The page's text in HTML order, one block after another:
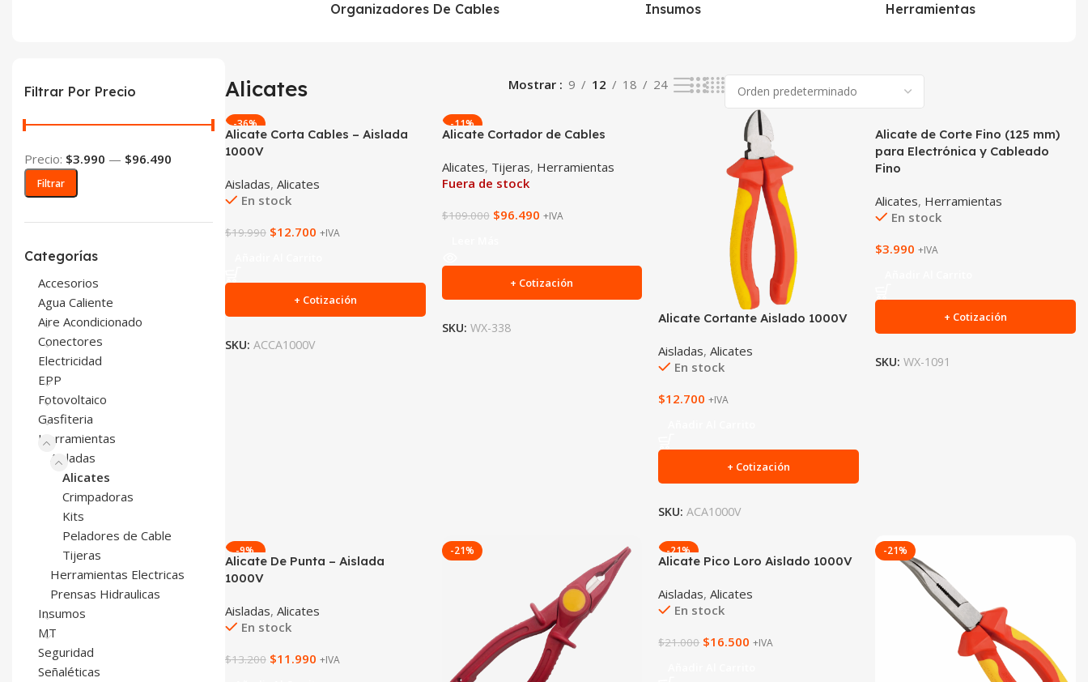
Organizadores De Cables
Insumos Herramientas
Filtrar Por Precio
Filtrar
Precio: $3.990 — $96.490
Categorías
Accesorios
Agua Caliente
Aire Acondicionado
Conectores
Electricidad
EPP
Fotovoltaico
Gasfiteria
Herramientas
Aisladas
Alicates
Crimpadoras
Kits
Peladores de Cable
Tijeras
Herramientas Electricas
Prensas Hidraulicas
Insumos
MT
Seguridad
Señaléticas
Alicates Mostrar 9 12 18 24
-36%
Alicate Corta Cables – Aislada
1000V
Aisladas, Alicates
En stock
$19.990 $12.700 +IVA
+ Cotización
SKU: ACCA1000V
-11%
Alicate Cortador de Cables
Alicates, Tijeras, Herramientas
Fuera de stock
$109.000 $96.490 +IVA
+ Cotización
SKU: WX-338
Alicate Cortante Aislado 1000V
Aisladas,Alicates
En stock
$12.700 +IVA
+ Cotización
SKU:ACA1000V
Alicate de Corte Fino (125 mm)
para Electrónica y Cableado
Fino
Alicates, Herramientas
En stock
$3.990 +IVA
+ Cotización
SKU:WX-1091
-9%
Alicate De Punta – Aislada
1000V
Aisladas, Alicates
En stock
$13.200 $11.990 +IVA
-21% -21%
Alicate Pico Loro Aislado 1000V
Aisladas,Alicates
En stock
$21.000 $16.500 +IVA
-21%